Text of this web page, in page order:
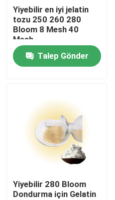
Fabrika turu
Kalite Kontrolü
Bizimle İletişim
Bir İndirim İste
Gıda Sınıfı Jelatin Tozu
Yenilebilir Jelatin Tozu
Yiyebilir en iyi jelatin
tozu 250 260 280
Bloom 8 Mesh 40
Mesh
Talep Gönder
Yiyebilir 280 Bloom
Dondurma için Gelatin